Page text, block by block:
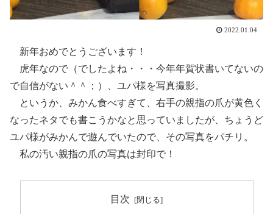
2022.01.04
新年おめでとうございます！
虎年なので（でしたよね・・・今年年賀状書いてないの
で自信がない＾＾；）、ユパ様を写真撮影。
というか、みかん食べすぎて、右手の親指の爪が黄色く
なったネタでも書こうかなと思っていましたが、ちょうど
ユパ様がみかんで遊んでいたので、その写真をパチリ。
私の汚い親指の爪の写真は封印で！
目次